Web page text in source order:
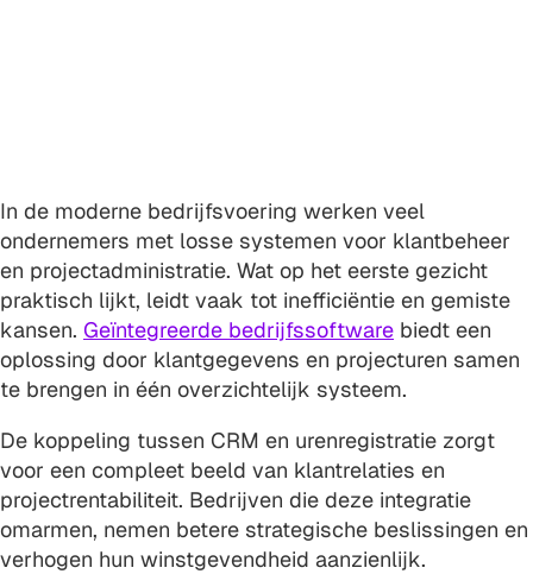
In de moderne bedrijfsvoering werken veel
ondernemers met losse systemen voor klantbeheer
en projectadministratie. Wat op het eerste gezicht
praktisch lijkt, leidt vaak tot inefficiëntie en gemiste
kansen. Geïntegreerde bedrijfssoftware biedt een
oplossing door klantgegevens en projecturen samen
te brengen in één overzichtelijk systeem.
De koppeling tussen CRM en urenregistratie zorgt
voor een compleet beeld van klantrelaties en
projectrentabiliteit. Bedrijven die deze integratie
omarmen, nemen betere strategische beslissingen en
verhogen hun winstgevendheid aanzienlijk.